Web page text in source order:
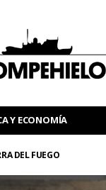
Y ECONOMÍA
DEL FUEGO